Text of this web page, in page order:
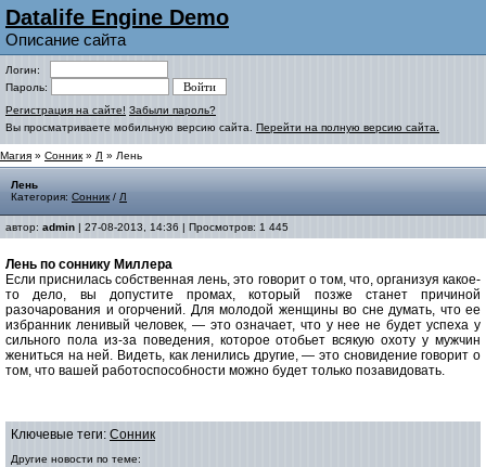
Datalife Engine Demo
Описание сайта
Логин:
Пароль:
Регистрация на сайте! Забыли пароль?
Вы просматриваете мобильную версию сайта. Перейти на полную версию сайта.
Магия » Сонник » Л » Лень
Лень
Категория: Сонник / Л
автор: admin | 27-08-2013, 14:36 | Просмотров: 1 445
Лень по соннику Миллера
Если приснилась собственная лень, это говорит о том, что, организуя какое-
то дело, вы допустите промах, который позже станет причиной
разочарования и огорчений. Для молодой женщины во сне думать, что ее
избранник ленивый человек, — это означает, что у нее не будет успеха у
сильного пола из-за поведения, которое отобьет всякую охоту у мужчин
жениться на ней. Видеть, как ленились другие, — это сновидение говорит о
том, что вашей работоспособности можно будет только позавидовать.
Ключевые теги: Сонник
Другие новости по теме: